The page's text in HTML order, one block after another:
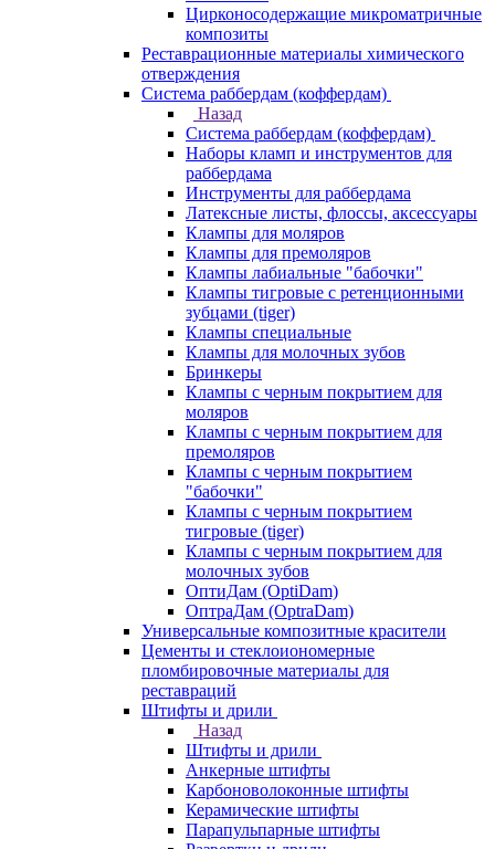
Цирконосодержащие микроматричные
композиты
Реставрационные материалы химического
отверждения
Система раббердам (коффердам)
Назад
Система раббердам (коффердам)
Наборы кламп и инструментов для
раббердама
Инструменты для раббердама
Латексные листы, флоссы, аксессуары
Клампы для моляров
Клампы для премоляров
Клампы лабиальные "бабочки"
Клампы тигровые с ретенционными
зубцами (tiger)
Клампы специальные
Клампы для молочных зубов
Бринкеры
Клампы с черным покрытием для
моляров
Клампы с черным покрытием для
премоляров
Клампы с черным покрытием
"бабочки"
Клампы с черным покрытием
тигровые (tiger)
Клампы с черным покрытием для
молочных зубов
ОптиДам (OptiDam)
ОптраДам (OptraDam)
Универсальные композитные красители
Цементы и стеклоиономерные
пломбировочные материалы для
реставраций
Штифты и дрили
Назад
Штифты и дрили
Анкерные штифты
Карбоноволоконные штифты
Керамические штифты
Парапульпарные штифты